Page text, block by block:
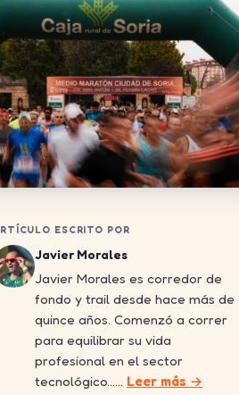
ESCRITO POR
Javier Morales
Javier Morales es corredor de
fondo y trail desde hace más de
quince años. Comenzó a correr
para equilibrar su vida
profesional en el sector
tecnológico…… Leer más →